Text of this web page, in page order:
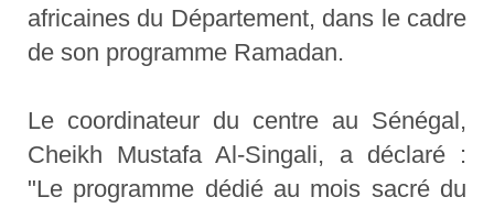
africaines du Département, dans le cadre
de son programme Ramadan.
Le coordinateur du centre au Sénégal,
Cheikh Mustafa Al-Singali, a déclaré :
"Le programme dédié au mois sacré du